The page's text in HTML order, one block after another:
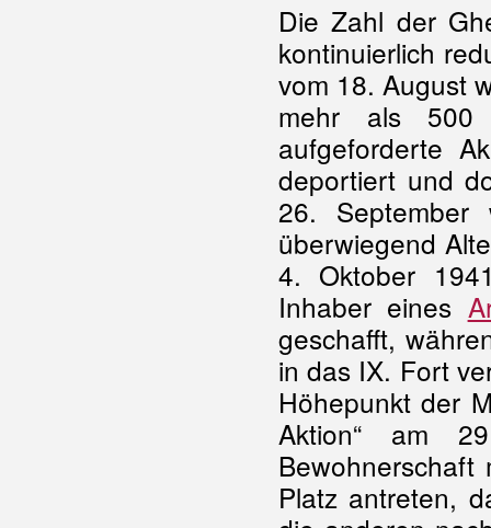
Die Zahl der
kontinuierlich
vom 18. August
mehr als 500
aufgeforderte
deportiert und
26. September
überwiegend
4. Oktober
Inhaber eines
geschafft,
in das IX. Fort
Höhepunkt der
Aktion“ am
Platz antreten,